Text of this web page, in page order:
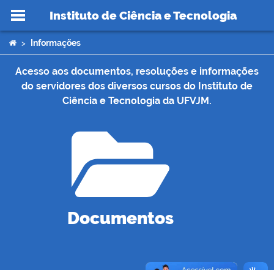
Ir para o conteúdo
Instituto de Ciência e Tecnologia
Você está aqui:
> Informações
Acesso aos documentos, resoluções e informações
do servidores dos diversos cursos do Instituto de
Ciência e Tecnologia da UFVJM.
Documentos